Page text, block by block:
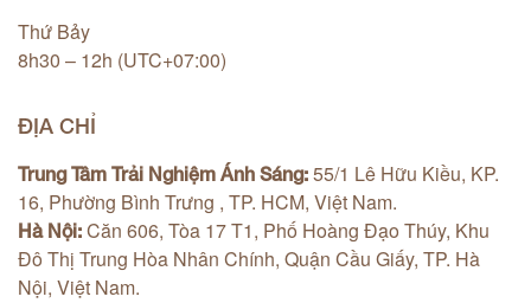
Thứ Bảy
8h30 – 12h (UTC+07:00)
ĐỊA CHỈ
Trung Tâm Trải Nghiệm Ánh Sáng: 55/1 Lê Hữu Kiều, KP.
16, Phường Bình Trưng , TP. HCM, Việt Nam.
Hà Nội: Căn 606, Tòa 17 T1, Phố Hoàng Đạo Thúy, Khu
Đô Thị Trung Hòa Nhân Chính, Quận Cầu Giấy, TP. Hà
Nội, Việt Nam.